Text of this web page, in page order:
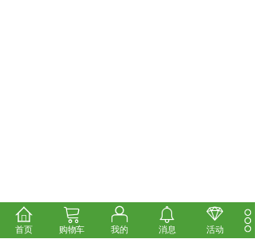
首页 购物车 我的 消息 活动